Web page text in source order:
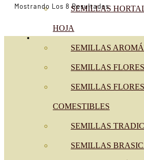
SEMILLAS
HOJA
SEMILLAS
SEMILLAS FLORES
SEMILLAS FLORES
COMESTIBLES
SEMILLAS
SEMILLAS
Mostrando Los 8 ResultadosOrdenado
Por